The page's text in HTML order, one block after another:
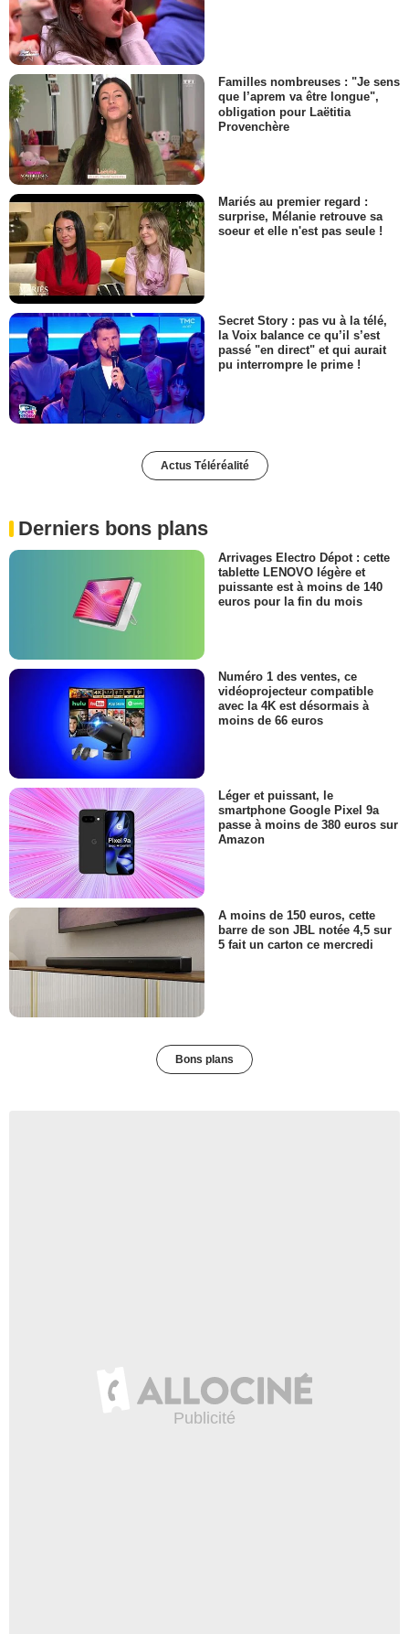
Familles nombreuses : "Je sens
que l’aprem va être longue",
obligation pour Laëtitia
Provenchère
Mariés au premier regard :
surprise, Mélanie retrouve sa
soeur et elle n'est pas seule !
Secret Story : pas vu à la télé,
la Voix balance ce qu’il s’est
passé "en direct" et qui aurait
pu interrompre le prime !
Actus Téléréalité
Derniers bons plans
Arrivages Electro Dépot : cette
tablette LENOVO légère et
puissante est à moins de 140
euros pour la fin du mois
Numéro 1 des ventes, ce
vidéoprojecteur compatible
avec la 4K est désormais à
moins de 66 euros
Léger et puissant, le
smartphone Google Pixel 9a
passe à moins de 380 euros sur
Amazon
A moins de 150 euros, cette
barre de son JBL notée 4,5 sur
5 fait un carton ce mercredi
Bons plans